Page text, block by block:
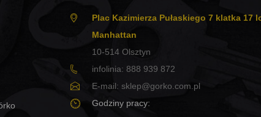
Plac Kazimierza Pułaskiego 7 klatka 17
Manhattan
10-514 Olsztyn
infolinia: 888 939 872
E-mail: sklep@gorko.com.pl
Godziny pracy: